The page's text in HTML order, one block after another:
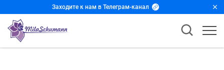
Заходите к нам в Телеграм-канал